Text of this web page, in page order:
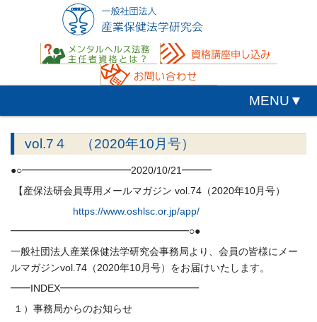
MENU▼
vol.7４ （2020年10月号）
●○━━━━━━━━━━━2020/10/21━━━
【産保法研会員専用 メールマガジン vol.74（2020年10月号）
https://www.oshlsc.or.jp/app/
━━━━━━━━━━━━━━━━━━○●
一般社団法人 産業保健法学研究会事務局より、 会員の皆様に メー
ルマガジンvol.74（2020年10月号） をお届けいたします。
━━INDEX━━━━━━━━━━━━━━
１）事務局からのお知らせ